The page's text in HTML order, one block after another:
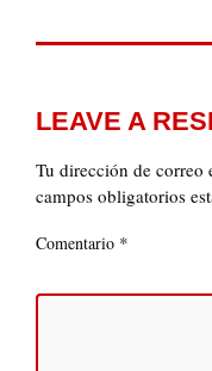
LEAVE A
Tu dirección de correo
campos obligatorios
Comentario *